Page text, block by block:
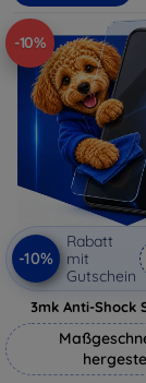
-10%
-10%
Rabatt
mit
Gutschein
3mk Anti-Shock